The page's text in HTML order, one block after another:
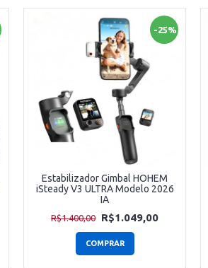
-25%
Estabilizador Gimbal HOHEM
iSteady V3 ULTRA Modelo 2026
IA
R$1.400,00 R$1.049,00
COMPRAR